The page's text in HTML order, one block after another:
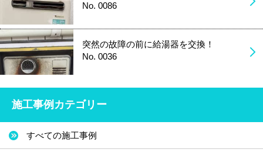
No. 0086
突然の故障の前に給湯器を交換！
No. 0036
施工事例カテゴリー
すべての施工事例